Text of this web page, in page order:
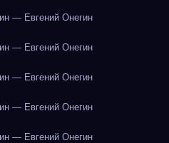
— Евгений Онегин
— Евгений Онегин
— Евгений Онегин
— Евгений Онегин
— Евгений Онегин